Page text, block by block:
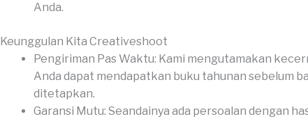
Anda.
Keunggulan Kita Creativeshoot
Pengiriman Pas Waktu: Kami mengutamakan
Anda dapat mendapatkan buku tahunan sebelum
ditetapkan.
Garansi Mutu: Seandainya ada persoalan dengan